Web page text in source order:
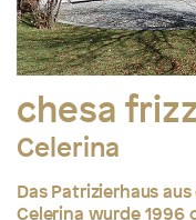
chesa
Celerina
Das Patrizierhaus
Celerina wurde